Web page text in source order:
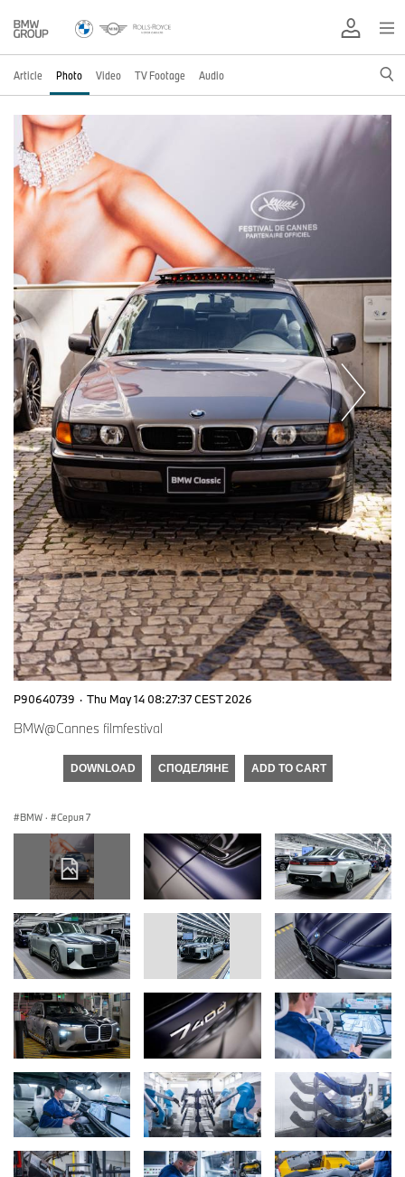
Article Photo Video TV Footage Audio
P90640739 · Thu May 14 08:27:37 CEST 2026
BMW@Cannes filmfestival
DOWNLOAD СПОДЕЛЯНЕ ADD TO CART
BMW · Серия 7